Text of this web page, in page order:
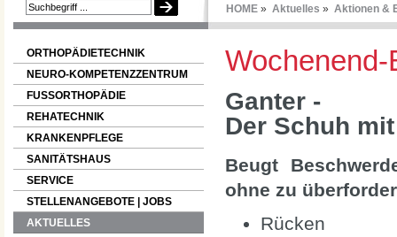
HOME » Aktuelles » Aktionen &
Wochenend-
Ganter -
Der Schuh
Beugt
ohne zu
Rücken
ORTHOPÄDIETECHNIK
NEURO-KOMPETENZZENTRUM
FUSSORTHOPÄDIE
REHATECHNIK
KRANKENPFLEGE
SANITÄTSHAUS
SERVICE
STELLENANGEBOTE | JOBS
AKTUELLES